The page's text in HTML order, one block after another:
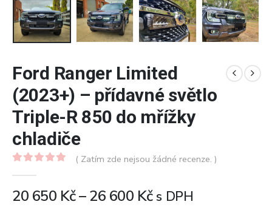
Ford Ranger Limited
(2023+) – přídavné světlo
Triple-R 850 do mřížky
chladiče
( Zatím zde nejsou žádné recenze. )
20 650 Kč–26 600 KčRozpětí
s DPH